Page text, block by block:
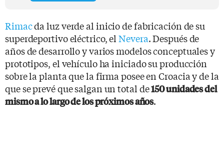
Rimacda luz verde al inicio de fabricación de su
superdeportivo eléctrico, elNevera. Después de
años de desarrollo y varios modelos conceptuales y
prototipos, el vehículo ha iniciado su producción
sobre la planta que la firma posee en Croacia y de la
que se prevé que salgan un total de150 unidades del
mismo a lo largo de los próximos años.